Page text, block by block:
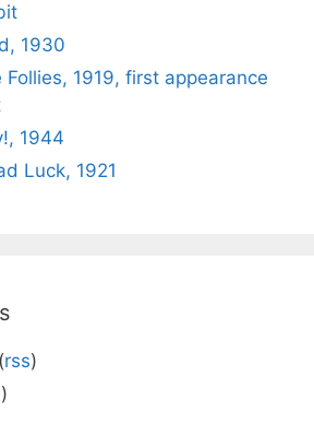
1930
Follies, 1919, first appearance
1944
Luck, 1921
(rss)
)